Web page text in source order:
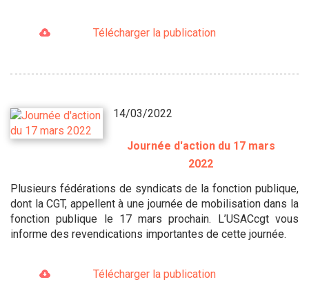
Télécharger la publication
14/03/2022
Journée d'action du 17 mars
2022
Plusieurs fédérations de syndicats de la fonction publique,
dont la CGT, appellent à une journée de mobilisation dans la
fonction publique le 17 mars prochain. L’USACcgt vous
informe des revendications importantes de cette journée.
Télécharger la publication